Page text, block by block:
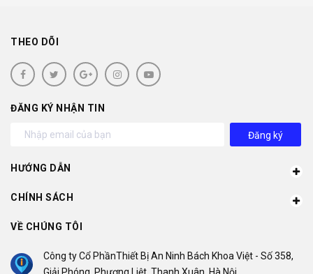
THEO DÕI
ĐĂNG KÝ NHẬN TIN
Đăng ký
HƯỚNG DẪN
CHÍNH SÁCH
VỀ CHÚNG TÔI
Công ty Cổ PhầnThiết Bị An Ninh Bách Khoa Việt - Số 358,